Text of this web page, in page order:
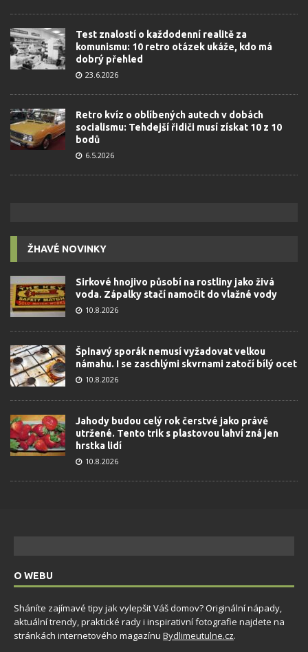
Test znalostí o každodenní realitě za
komunismu: 10 retro otázek ukáže, kdo má
dobrý přehled
23.6.2026
Retro kvíz o oblíbených autech v dobách
socialismu: Tehdejší řidiči musí získat 10 z 10
bodů
6.5.2026
ŽHAVÉ NOVINKY
Sirkové hnojivo působí na rostliny jako živá
voda. Zápalky stačí namočit do vlažné vody
10.8.2026
Špinavý sporák nemusí vyžadovat velkou
námahu. I se zaschlými skvrnami zatočí bílý ocet
10.8.2026
Jahody budou celý rok čerstvé jako právě
utržené. Tento trik s plastovou lahví zná jen
hrstka lidí
10.8.2026
O WEBU
Sháníte zajímavé tipy jak vylepšit Váš domov? Originální nápady,
aktuální trendy, praktické rady i inspirativní fotografie najdete na
stránkách internetového magazínu Bydlimeutulne.cz.